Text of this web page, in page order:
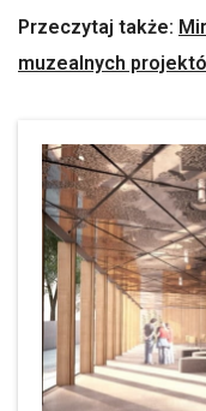
Przeczytaj także:
muzealnych